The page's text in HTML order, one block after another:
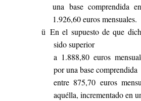
una base comprendida
1.926,60 euros mensuales.
ü En el supuesto de que
sido superior
a 1.888,80 euros
por una base comprendida
entre 875,70 euros
aquélla, incrementado en